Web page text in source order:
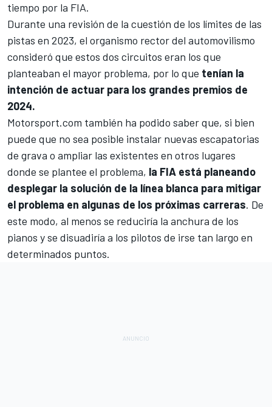
tiempo por la FIA.
Durante una revisión de la cuestión de los límites de las
pistas en 2023, el organismo rector del automovilismo
consideró que estos dos circuitos eran los que
planteaban el mayor problema, por lo que tenían la
intención de actuar para los grandes premios de
2024.
Motorsport.com también ha podido saber que, si bien
puede que no sea posible instalar nuevas escapatorias
de grava o ampliar las existentes en otros lugares
donde se plantee el problema, la FIA está planeando
desplegar la solución de la línea blanca para mitigar
el problema en algunas de los próximas carreras. De
este modo, al menos se reduciría la anchura de los
pianos y se disuadiría a los pilotos de irse tan largo en
determinados puntos.